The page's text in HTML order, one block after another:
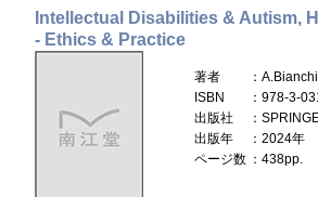
Intellectual Disabilities & Autism,
- Ethics & Practice
著者
：
ISBN
：978-3-
出版社
：
出版年
：2024年
ページ数 ：438pp.